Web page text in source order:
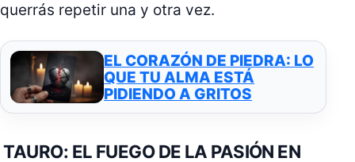
querrás repetir una y otra vez.
EL CORAZÓN DE PIEDRA: LO
QUE TU ALMA ESTÁ
PIDIENDO A GRITOS
TAURO: EL FUEGO DE LA PASIÓN EN